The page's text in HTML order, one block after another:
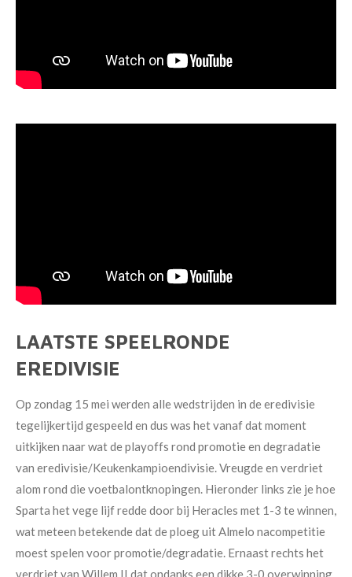
LAATSTE SPEELRONDE
EREDIVISIE
Op zondag 15 mei werden alle wedstrijden in de eredivisie
tegelijkertijd gespeeld en dus was het vanaf dat moment
uitkijken naar wat de playoffs rond promotie en degradatie
van eredivisie/Keukenkampioendivisie. Vreugde en verdriet
alom rond die voetbalontknopingen. Hieronder links zie je hoe
Sparta het vege lijf redde door bij Heracles met 1-3 te winnen,
wat meteen betekende dat de ploeg uit Almelo nacompetitie
moest spelen voor promotie/degradatie. Ernaast rechts het
verdriet van Willem II dat ondanks een dikke 3-0 overwinning